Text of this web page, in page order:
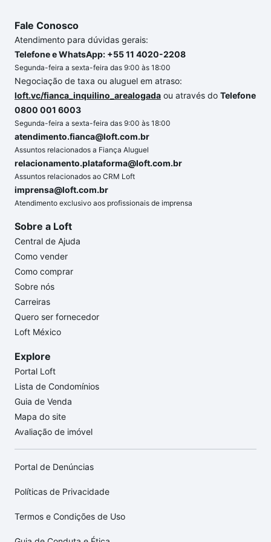
Fale Conosco
Atendimento para dúvidas gerais:
Telefone e WhatsApp: +55 11 4020-2208
Segunda-feira a sexta-feira das 9:00 às 18:00
Negociação de taxa ou aluguel em atraso:
loft.vc/fianca_inquilino_arealogada ou através do Telefone
0800 001 6003
Segunda-feira a sexta-feira das 9:00 às 18:00
atendimento.fianca@loft.com.br
Assuntos relacionados a Fiança Aluguel
relacionamento.plataforma@loft.com.br
Assuntos relacionados ao CRM Loft
imprensa@loft.com.br
Atendimento exclusivo aos profissionais de imprensa
Sobre a Loft
Central de Ajuda
Como vender
Como comprar
Sobre nós
Carreiras
Quero ser fornecedor
Loft México
Explore
Portal Loft
Lista de Condomínios
Guia de Venda
Mapa do site
Avaliação de imóvel
Portal de Denúncias
Políticas de Privacidade
Termos e Condições de Uso